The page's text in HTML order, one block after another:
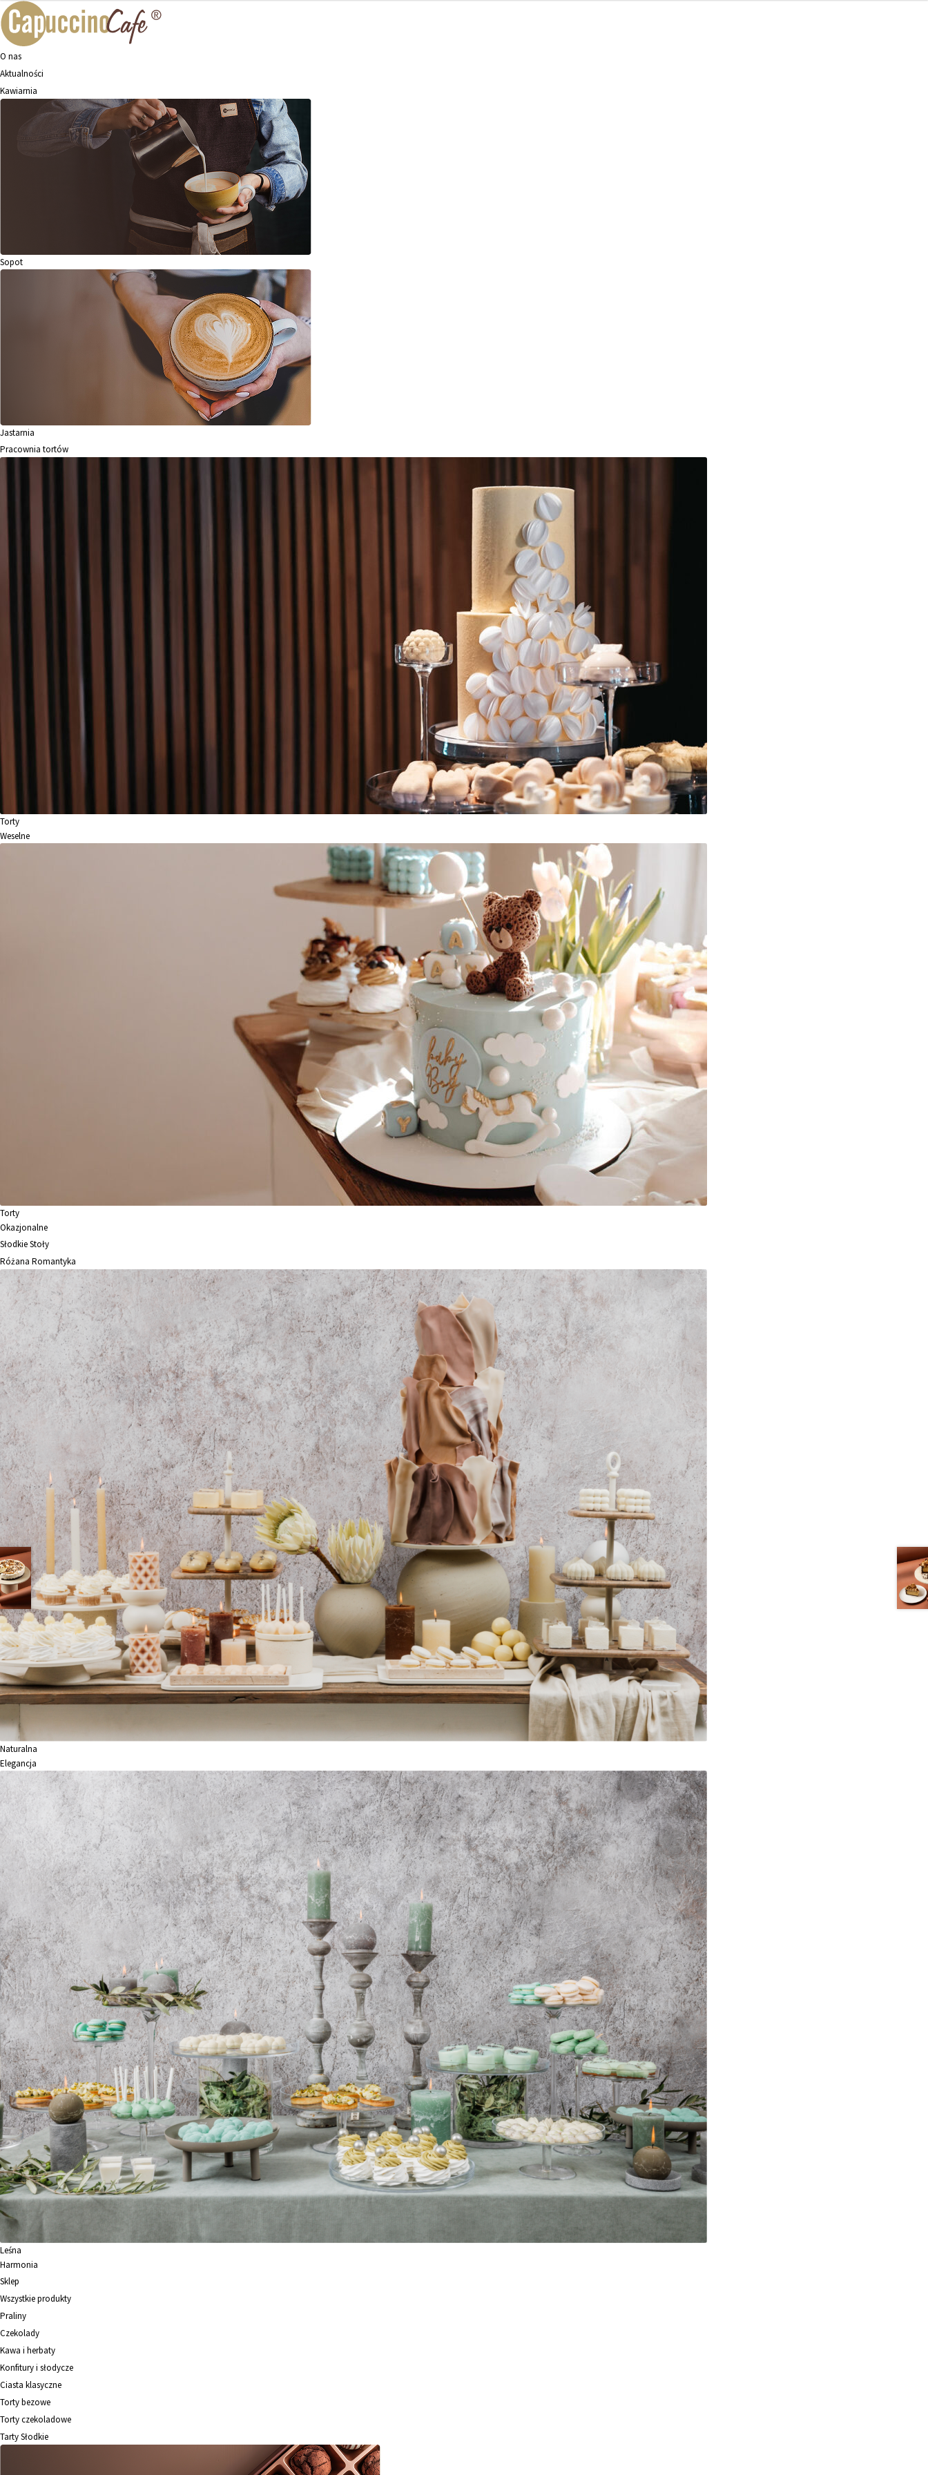
O nas
Aktualności
Kawiarnia
Sopot
Jastarnia
Pracownia tortów
Torty
Weselne
Torty
Okazjonalne
Słodkie Stoły
Różana Romantyka
Naturalna
Elegancja
Leśna
Harmonia
Sklep
Wszystkie produkty
Praliny
Czekolady
Kawa i herbaty
Konfitury i słodycze
Ciasta klasyczne
Torty bezowe
Torty czekoladowe
Tarty Słodkie